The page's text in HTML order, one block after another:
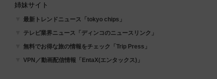
姉妹サイト
最新トレンドニュース「tokyo chips」
テレビ業界ニュース「ディンコのニュースリンク」
無料でお得な旅の情報をチェック「Trip Press」
VPN／動画配信情報「EntaX(エンタックス)」